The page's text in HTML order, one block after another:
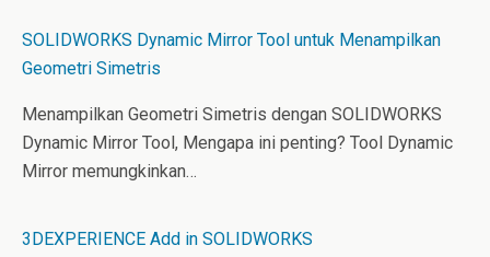
SOLIDWORKS Dynamic Mirror Tool untuk Menampilkan
Geometri Simetris
Menampilkan Geometri Simetris dengan SOLIDWORKS
Dynamic Mirror Tool, Mengapa ini penting? Tool Dynamic
Mirror memungkinkan…
3DEXPERIENCE Add in SOLIDWORKS